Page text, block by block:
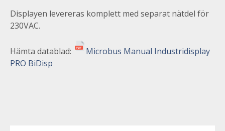
Displayen levereras komplett med separat nätdel för
230VAC.
Hämta datablad:
Microbus Manual Industridisplay
PRO BiDisp